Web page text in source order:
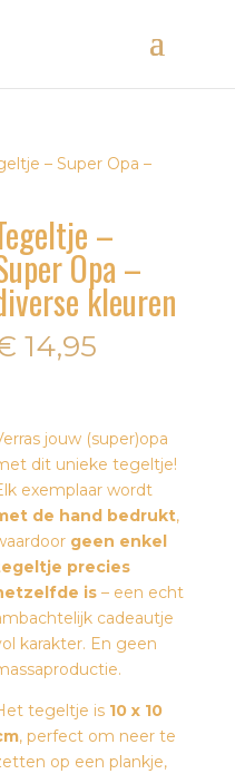
– Super Opa –
–
Opa –
kleuren
14,95
jouw (super)opa
dit unieke tegeltje!
exemplaar wordt
de hand bedrukt,
geen enkel
precies
is – een echt
cadeautje
karakter. En geen
tegeltje is 10 x 10
, perfect om neer te
op een plankje,